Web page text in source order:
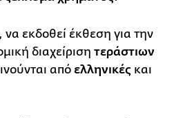
εκδοθεί έκθεση για την
διαχείριση τεράστιων
από ελληνικές και